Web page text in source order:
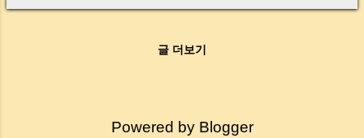
는지, 왜 사고가 나는지, 그리고 무엇을 꼭 준비
드리겠습니다. 이 글 하나만 제대로 이해하시면,
thought like this? “Closing day…...
and get hit with a tax bomb . 오
금 감면 대상이 되는 자산들 까지
글 더보기
Powered by Blogger